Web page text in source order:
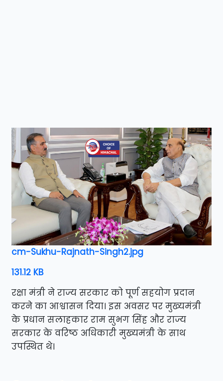
cm-Sukhu-Rajnath-Singh2.jpg
131.12 KB
रक्षा मंत्री ने राज्य सरकार को पूर्ण सहयोग प्रदान
करने का आश्वासन दिया। इस अवसर पर मुख्यमंत्री
के प्रधान सलाहकार राम सुभग सिंह और राज्य
सरकार के वरिष्ठ अधिकारी मुख्यमंत्री के साथ
उपस्थित थे।